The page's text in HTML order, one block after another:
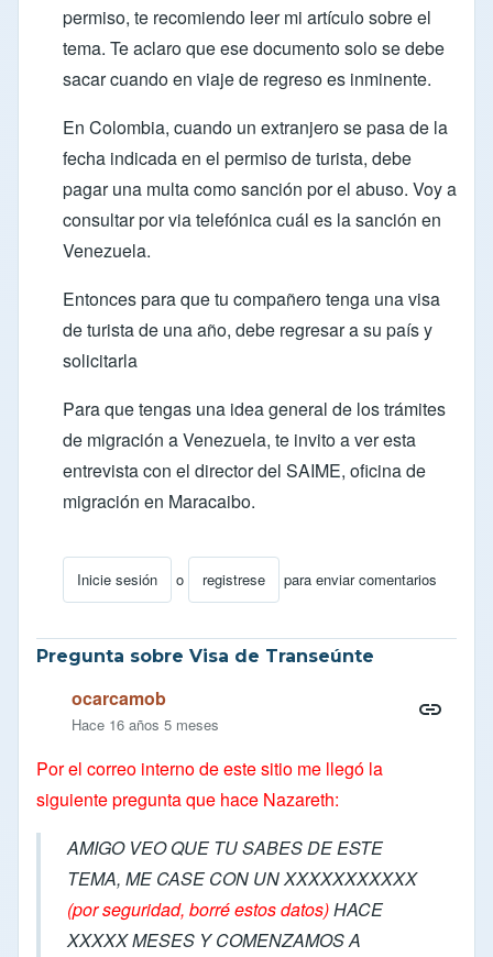
permiso, te recomiendo leer mi artículo sobre el
tema. Te aclaro que ese documento solo se debe
sacar cuando en viaje de regreso es inminente.
En Colombia, cuando un extranjero se pasa de la
fecha indicada en el permiso de turista, debe
pagar una multa como sanción por el abuso. Voy a
consultar por via telefónica cuál es la sanción en
Venezuela.
Entonces para que tu compañero tenga una visa
de turista de una año, debe regresar a su país y
solicitarla
Para que tengas una idea general de los trámites
de migración a Venezuela, te invito a ver esta
entrevista con el director del SAIME, oficina de
migración en Maracaibo.
Inicie sesión o registrese para enviar comentarios
En respuesta a Información sobre peruanopor
Pregunta sobre Visa de Transeúnte
ocarcamob
Hace 16 años 5 meses
Por el correo interno de este sitio me llegó la
siguiente pregunta que hace Nazareth:
AMIGO VEO QUE TU SABES DE ESTE
TEMA, ME CASE CON UN XXXXXXXXXXX
(por seguridad, borré estos datos)HACE
XXXXX MESES Y COMENZAMOS A